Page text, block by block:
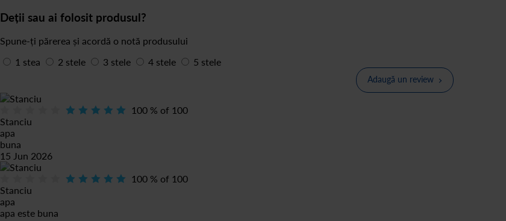
Deții sau ai folosit produsul?
Spune-ți părerea și acordă o notă produsului
1 stea
2 stele 3 stele 4 stele 5 stele
Adaugă un review
100 % of 100
Stanciu
apa
buna
15 Jun 2026
100 % of 100
Stanciu
apa
apa este buna